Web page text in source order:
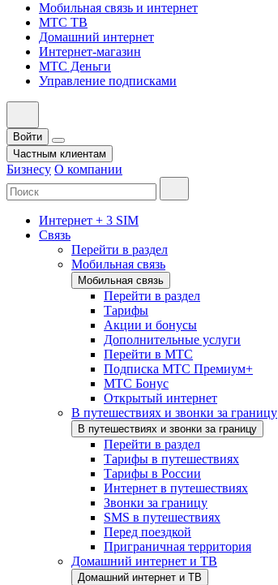
Мобильная связь и интернет
МТС ТВ
Домашний интернет
Интернет-магазин
МТС Деньги
Управление подписками
Войти
Частным клиентам
Бизнесу О компании
Интернет + 3 SIM
Связь
Перейти в раздел
Мобильная связь
Мобильная связь
Перейти в раздел
Тарифы
Акции и бонусы
Дополнительные услуги
Перейти в МТС
Подписка МТС Премиум+
МТС Бонус
Открытый интернет
В путешествиях и звонки за границу
В путешествиях и звонки за границу
Перейти в раздел
Тарифы в путешествиях
Тарифы в России
Интернет в путешествиях
Звонки за границу
SMS в путешествиях
Перед поездкой
Приграничная территория
Домашний интернет и ТВ
Домашний интернет и ТВ